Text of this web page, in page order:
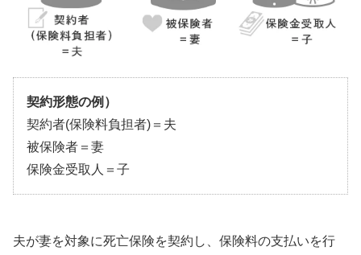
契約形態の例）
契約者(保険料負担者)＝夫
被保険者＝妻
保険金受取人＝子
夫が妻を対象に死亡保険を契約し、保険料の支払いを行